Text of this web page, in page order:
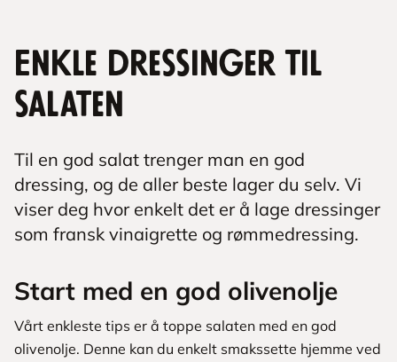
Enkle dressinger til
salaten
Til en god salat trenger man en god
dressing, og de aller beste lager du selv. Vi
viser deg hvor enkelt det er å lage dressinger
som fransk vinaigrette og rømmedressing.
Start med en god olivenolje
Vårt enkleste tips er å toppe salaten med en god
olivenolje. Denne kan du enkelt smakssette hjemme ved